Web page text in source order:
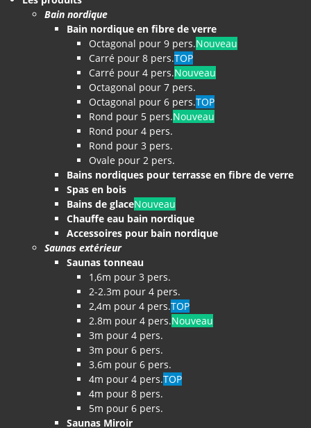
Bain nordique
Bain nordique en fibre de verre
Octagonal pour 9 pers.Nouveau
Carré pour 8 pers.TOP
Carré pour 4 pers.Nouveau
Octagonal pour 7 pers.
Octagonal pour 6 pers.TOP
Rond pour 5 pers.Nouveau
Rond pour 4 pers.
Rond pour 3 pers.
Ovale pour 2 pers.
Bains nordiques pour terrasse en fibre de verre
Spas en bois
Bains de glaceNouveau
Chauffe eau bain nordique
Accessoires pour bain nordique
Saunas extérieur
Saunas tonneau
1,6m pour 3 pers.
2-2.3m pour 4 pers.
2,4m pour 4 pers.TOP
2.8m pour 4 pers.Nouveau
3m pour 4 pers.
3m pour 6 pers.
3.6m pour 6 pers.
4m pour 4 pers.TOP
4m pour 8 pers.
5m pour 6 pers.
Saunas Miroir